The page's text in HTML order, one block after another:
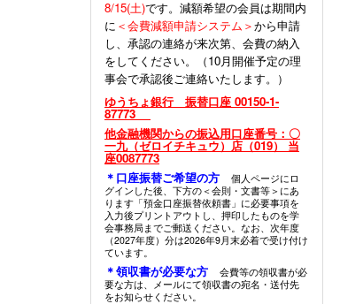
8/15(土)です。減額希望の会員は期間内
に ＜会費減額申請システム＞から申請
し、承認の連絡が来次第、会費の納入
をしてください。（10月開催予定の理
事会で承認後ご連絡いたします。）
ゆうちょ銀行 振替口座 00150-1-
87773
他金融機関からの振込用口座番号：〇
一九（ゼロイチキュウ）店（019） 当
座0087773
＊口座振替ご希望の方
個人ページにロ
グインした後、下方の＜会則・文書等＞にあ
ります「預金口座振替依頼書」に必要事項を
入力後プリントアウトし、押印したものを学
会事務局までご郵送ください。なお、次年度
（2027年度）分は2026年9月末必着で受け付け
ています。
＊領収書が必要な方
会費等の領収書が必
要な方は、メールにて領収書の宛名・送付先
をお知らせください。